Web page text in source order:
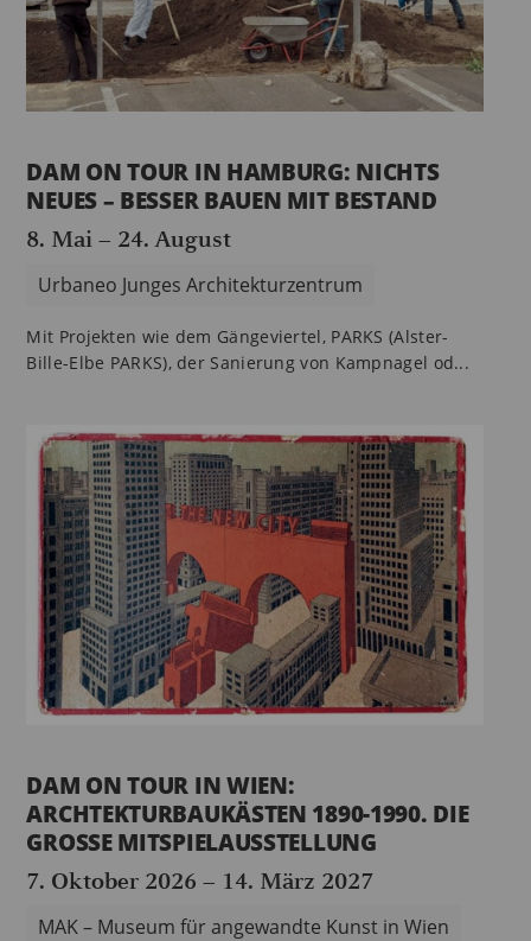
DAM ON TOUR IN HAMBURG: NICHTS
NEUES – BESSER BAUEN MIT BESTAND
8. Mai– 24. August
Urbaneo Junges Architekturzentrum
Mit Projekten wie dem Gängeviertel, PARKS (Alster-
Bille-Elbe PARKS), der Sanierung von Kampnagel od...
DAM ON TOUR IN WIEN:
ARCHTEKTURBAUKÄSTEN 1890-1990. DIE
GROSSE MITSPIELAUSSTELLUNG
7. Oktober 2026 – 14. März 2027
MAK – Museum für angewandte Kunst in Wien